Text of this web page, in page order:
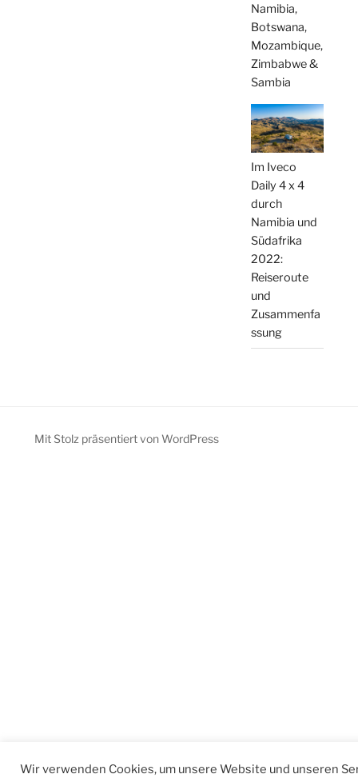
Namibia,
Botswana,
Mozambique,
Zimbabwe &
Sambia
Im Iveco
Daily 4 x 4
durch
Namibia und
Südafrika
2022:
Reiseroute
und
Zusammenfa
ssung
Mit Stolz präsentiert von WordPress
Wir verwenden Cookies, um unsere Website und unseren